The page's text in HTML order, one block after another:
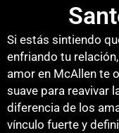
Si estás sintiendo
enfriando tu
amor en McAllen te
suave para reavivar
diferencia de los
vínculo fuerte y